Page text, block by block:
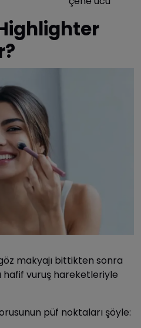
makyajı bittikten sonra
hafif vuruş hareketleriyle
püf noktaları şöyle: